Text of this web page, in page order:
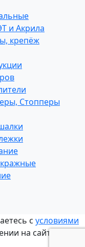
и Акрила
крепёж
Стопперы
с условиями
на сайте,